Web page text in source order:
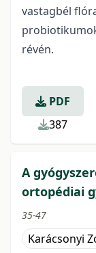
vastagbél
révén.
PDF
387
A
ortopédiai
35-47
Karácsonyi